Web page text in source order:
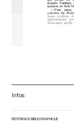
Infos
RÉFÉRENCE BIBLIOGRAPHIQUE